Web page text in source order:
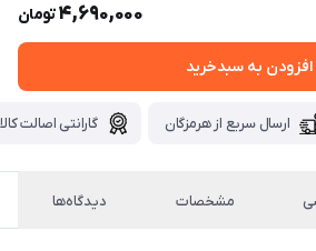
4,690,000تومان
افزودن به سبدخرید
ارسال سریع از هرمزگان گارانتی اصالت کالا
مشخصات دیدگاه‌ها